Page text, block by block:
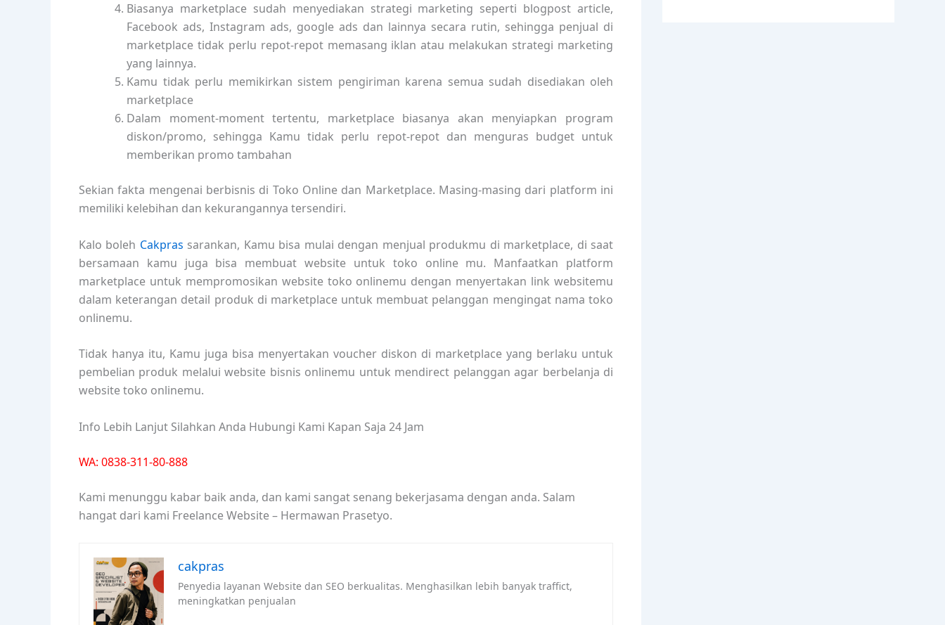
Biasanya marketplace sudah menyediakan strategi marketing seperti blogpost article,
Facebook ads, Instagram ads, google ads dan lainnya secara rutin, sehingga penjual di
marketplace tidak perlu repot-repot memasang iklan atau melakukan strategi marketing
yang lainnya.
Kamu tidak perlu memikirkan sistem pengiriman karena semua sudah disediakan oleh
marketplace
Dalam moment-moment tertentu, marketplace biasanya akan menyiapkan program
diskon/promo, sehingga Kamu tidak perlu repot-repot dan menguras budget untuk
memberikan promo tambahan
Sekian fakta mengenai berbisnis di Toko Online dan Marketplace. Masing-masing dari platform ini
memiliki kelebihan dan kekurangannya tersendiri.
Kalo boleh Cakpras sarankan, Kamu bisa mulai dengan menjual produkmu di marketplace, di saat
bersamaan kamu juga bisa membuat website untuk toko online mu. Manfaatkan platform
marketplace untuk mempromosikan website toko onlinemu dengan menyertakan link websitemu
dalam keterangan detail produk di marketplace untuk membuat pelanggan mengingat nama toko
onlinemu.
Tidak hanya itu, Kamu juga bisa menyertakan voucher diskon di marketplace yang berlaku untuk
pembelian produk melalui website bisnis onlinemu untuk mendirect pelanggan agar berbelanja di
website toko onlinemu.
Info Lebih Lanjut Silahkan Anda Hubungi Kami Kapan Saja 24 Jam
WA: 0838-311-80-888
Kami menunggu kabar baik anda, dan kami sangat senang bekerjasama dengan anda. Salam
hangat dari kami Freelance Website – Hermawan Prasetyo.
cakpras
Penyedia layanan Website dan SEO berkualitas. Menghasilkan lebih banyak traffict,
meningkatkan penjualan